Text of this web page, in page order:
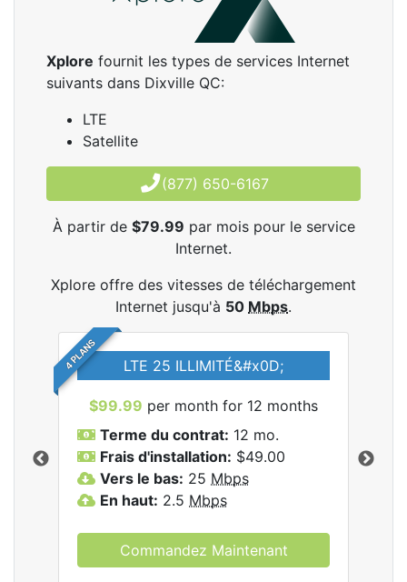
Xplore fournit les types de services Internet
suivants dans Dixville QC:
LTE
Satellite
(877) 650-6167
À partir de $79.99 par mois pour le service
Internet.
Xplore offre des vitesses de téléchargement
Internet jusqu'à 50 Mbps.
4 PLANS LTE 25 ILLIMITÉ&#x0D;
$99.99 per month for 12 months
Terme du contrat: 12 mo.
Frais d'installation: $49.00
Vers le bas: 25 Mbps
En haut: 2.5 Mbps
Commandez Maintenant